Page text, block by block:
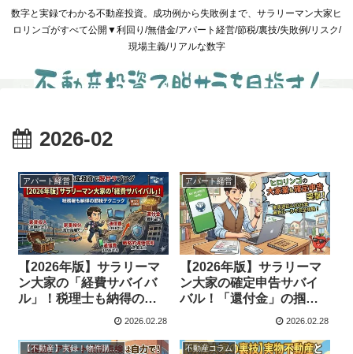
数字と実録でわかる不動産投資。成功例から失敗例まで、サラリーマン大家ヒ
ロリンゴがすべて公開▼利回り/無借金/アパート経営/節税/裏技/失敗例/リスク/
現場主義/リアルな数字
2026-02
アパート経営
【2026年版】サラリーマ
ン大家の「経費サバイバ
ル」！税理士も納得の最
強節税テクニック
2026.02.28
アパート経営
【2026年版】サラリーマ
ン大家の確定申告サバイ
バル！「還付金」の掴み
2026.02.28
【不動産】実録！物件購入と管理 不動産コラム